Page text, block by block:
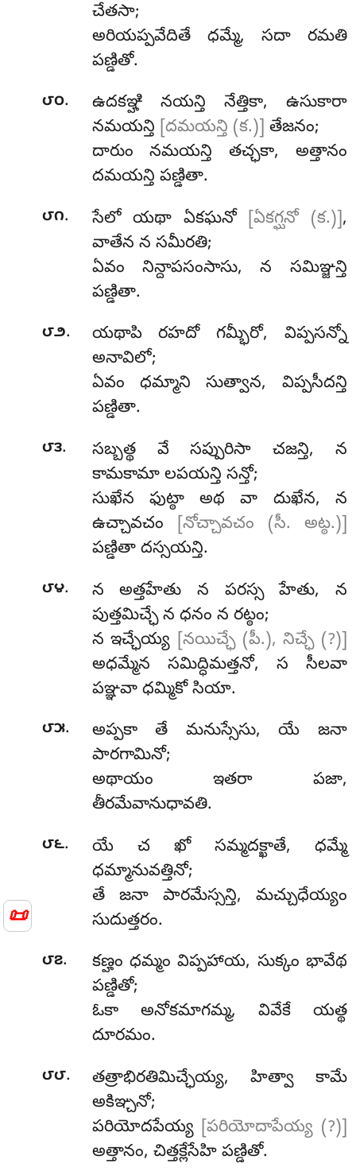
📜
చేతసా;
అరియప్పవేదితే ధమ్మే, సదా రమతి
పణ్డితో.
౮౦. ఉదకఞ్హి నయన్తి నేత్తికా, ఉసుకారా
నమయన్తి [దమయన్తి (క.)] తేజనం;
దారుం నమయన్తి తచ్ఛకా, అత్తానం
దమయన్తి పణ్డితా.
౮౧. సేలో యథా ఏకఘనో [ఏకగ్ఘనో (క.)] ,
వాతేన న సమీరతి;
ఏవం నిన్దాపసంసాసు, న సమిఞ్జన్తి
పణ్డితా.
౮౨.
యథాపి రహదో గమ్భీరో, విప్పసన్నో
అనావిలో;
ఏవం ధమ్మాని సుత్వాన, విప్పసీదన్తి
పణ్డితా.
౮౩.
సబ్బత్థ వే సప్పురిసా చజన్తి, న
కామకామా లపయన్తి సన్తో;
సుఖేన ఫుట్ఠా అథ వా దుఖేన, న
ఉచ్చావచం
[నోచ్చావచం (సీ. అట్ఠ.)]
పణ్డితా దస్సయన్తి.
౮౪. నఅత్తహేతు న పరస్స హేతు, న
పుత్తమిచ్ఛే న ధనం న రట్ఠం;
న ఇచ్ఛేయ్య [నయిచ్ఛే (పీ.), నిచ్ఛే (?)]
అధమ్మేన సమిద్ధిమత్తనో, స సీలవా
పఞ్ఞవా ధమ్మికో సియా.
౮౫.
అప్పకా తే మనుస్సేసు, యే జనా
పారగామినో;
అథాయం ఇతరా పజా,
తీరమేవానుధావతి.
౮౬. యే చ ఖో సమ్మదక్ఖాతే, ధమ్మే
ధమ్మానువత్తినో;
తే జనా పారమేస్సన్తి, మచ్చుధేయ్యం
సుదుత్తరం.
౮౭. కణ్హంధమ్మం విప్పహాయ, సుక్కం భావేథ
పణ్డితో;
ఓకా అనోకమాగమ్మ, వివేకే యత్థ
దూరమం.
౮౮.
తత్రాభిరతిమిచ్ఛేయ్య, హిత్వా కామే
అకిఞ్చనో;
పరియోదపేయ్య [పరియోదాపేయ్య (?)]
అత్తానం, చిత్తక్లేసేహి పణ్డితో.